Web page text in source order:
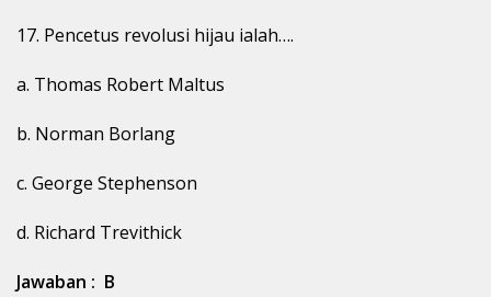
17. Pencetus revolusi hijau ialah….
a. Thomas Robert Maltus
b. Norman Borlang
c. George Stephenson
d. Richard Trevithick
Jawaban : B